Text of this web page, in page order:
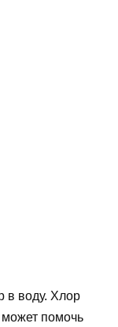
в воду. Хлор
может помочь